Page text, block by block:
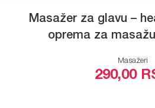
Masažer za glavu –
oprema za
Masažeri
290,00